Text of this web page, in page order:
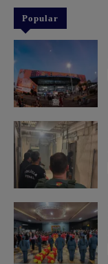
Popular